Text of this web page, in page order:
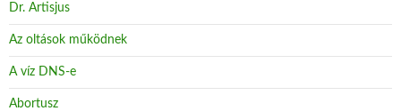
Dr. Artisjus
Az oltások működnek
A víz DNS-e
Abortusz